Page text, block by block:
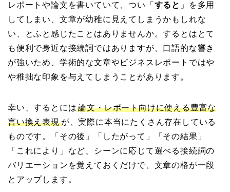
レポートや論文を書いていて、つい「 すると 」を多用
してしまい、文章が幼稚に見えてしまうかもしれな
い、とふと感じたことはありませんか。するとはとて
も便利で身近な接続詞ではありますが、口語的な響き
が強いため、学術的な文章やビジネスレポートではや
や稚拙な印象を与えてしまうことがあります。
幸い、するとには論文・レポート向けに使える豊富な
言い換え表現が、実際に本当にたくさん存在している
ものです。「その後」「したがって」「その結果」
「これにより」など、シーンに応じて選べる接続詞の
バリエーションを覚えておくだけで、文章の格が一段
とアップします。